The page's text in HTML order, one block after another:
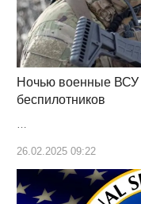
Ночью военные ВСУ
беспилотников
26.02.2025 09:22